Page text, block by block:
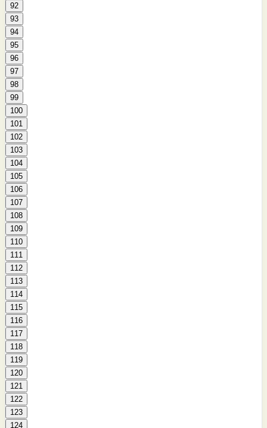
92
93
94
95
96
97
98
99
100
101
102
103
104
105
106
107
108
109
110
111
112
113
114
115
116
117
118
119
120
121
122
123
124